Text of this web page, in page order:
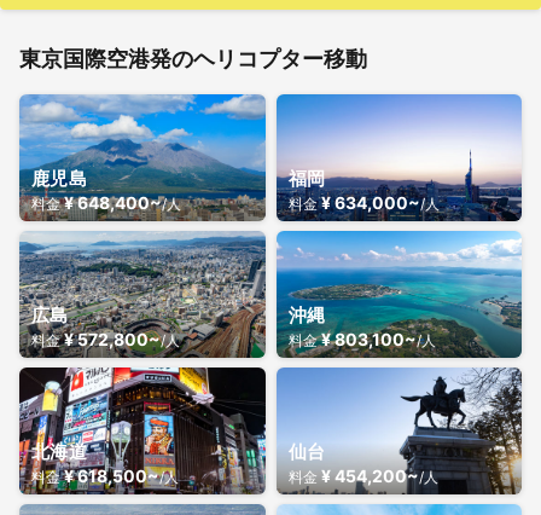
東京国際空港発のヘリコプター移動
鹿児島
料金¥ 648,400~/人
福岡
料金¥ 634,000~/人
広島
料金¥ 572,800~/人
沖縄
料金¥ 803,100~/人
北海道
料金¥ 618,500~/人
仙台
料金¥ 454,200~/人